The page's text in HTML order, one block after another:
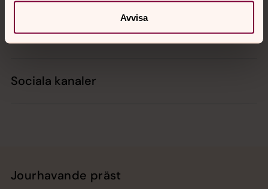
Avvisa
Hitta snabbt
Sociala kanaler
Jourhavande präst